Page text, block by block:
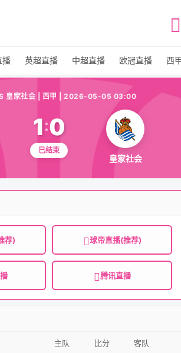
播 英超直播 中超直播 欧冠直播 西
皇家社会 | 西甲 | 2026-05-05 03:00
1:0
已结束
皇家社会
荐) 球帝直播(推荐)
腾讯直播
主队 比分 客队